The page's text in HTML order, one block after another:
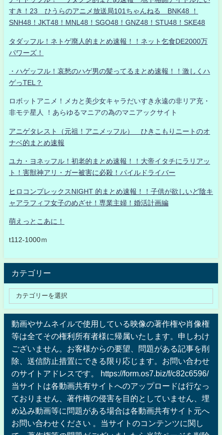
すき！23 ひうらのアニメ放送局101ちゃんねる BNK48 ！
SNH48！JKT48！MNL48！SGO48！GNZ48！STU48！SKE48
タダッフル！ネトゲ廃人的まとめ速報！！ネット乞食DE2000万
パワーズ！
・ハゲッフル！哀愁のハゲ男の髪ってるまとめ速報！！激しくハ
ゲっTEL？
ロボットアニメ！メカと美少女キャラだいすき永遠の非リア充・
非モテ星人 ！あらゆるマニアの為のマニアックサイト
アニゲタレスト（元祖！アニメッフル） ひきこもりニートのオ
ナベ的まとめ速報
ユカ・ヨネッフル！初老的まとめ速報！！大帝イタチにラリアッ
ト！害獣神アリ・ガー被害に必殺！パイルドライバー
ヒロコンプレックスNIGHT 的まとめ速報！！子供が欲しいど陰キ
ャアラフィフ女子のめざせ！専業主婦！婚活計画編
萌えっとこあに！
t112-1000ｍ
カテゴリー
動画やサムネイルで使用している映像の著作権や肖像権
等は全てその権利所有者様に帰属いたします。申しわけ
ございません。お客様からの要望、問題がある記事を削
除、送信防止措置にできる限り応じます。お問い合わせ
のサイトアドレスです。 https://form.os7.biz/f/c82c6596/
当サイトは各動画共有サイトへのアップロードは行なっ
ておりません、著作権の侵害を目的としていません、埋
め込み動画等に問題がある場合は各動画共有サイト元へ
お問い合わせください 。当サイトのコンテンツに関し